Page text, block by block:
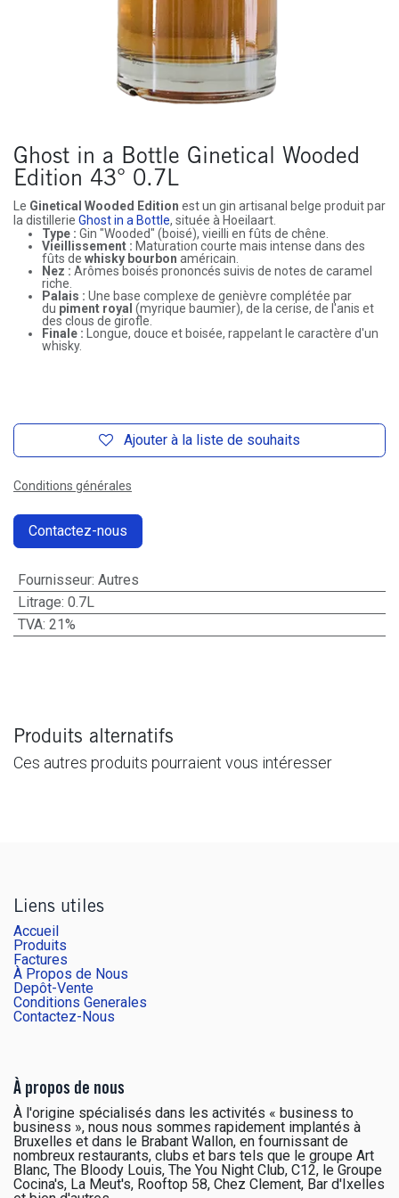
Ghost in a Bottle Ginetical Wooded
Edition 43° 0.7L
Le Ginetical Wooded Edition est un gin artisanal belge produit par
la distillerie Ghost in a Bottle, située à Hoeilaart.
Type : Gin "Wooded" (boisé), vieilli en fûts de chêne.
Vieillissement : Maturation courte mais intense dans des
fûts de whisky bourbon américain.
Nez : Arômes boisés prononcés suivis de notes de caramel
riche.
Palais : Une base complexe de genièvre complétée par
du piment royal (myrique baumier), de la cerise, de l'anis et
des clous de girofle.
Finale : Longue, douce et boisée, rappelant le caractère d'un
whisky.
Ajouter à la liste de souhaits
Conditions générales
Contactez-nous
Fournisseur: Autres
Litrage: 0.7L
TVA: 21%
Produits alternatifs
Ces autres produits pourraient vous intéresser
Liens utiles
Accueil
Produits
Factures
À Propos de Nous
Depôt-Vente
Conditions Generales
Contactez-Nous
À propos de nous
À l'origine spécialisés dans les activités « business to
business », nous nous sommes rapidement implantés à
Bruxelles et dans le Brabant Wallon, en fournissant de
nombreux restaurants, clubs et bars tels que le groupe Art
Blanc, The Bloody Louis, The You Night Club, C12, le Groupe
Cocina's, La Meut's, Rooftop 58, Chez Clement, Bar d'Ixelles